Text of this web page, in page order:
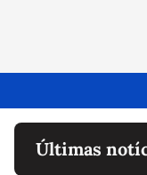
Últimas